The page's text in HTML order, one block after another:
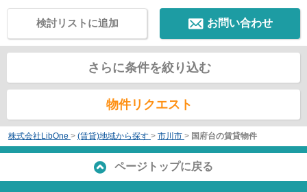
お問い合わせ
検討リストに追加
さらに条件を絞り込む
物件リクエスト
株式会社LibOne > (賃貸)地域から探す > 市川市 > 国府台の賃貸物件
ページトップに戻る